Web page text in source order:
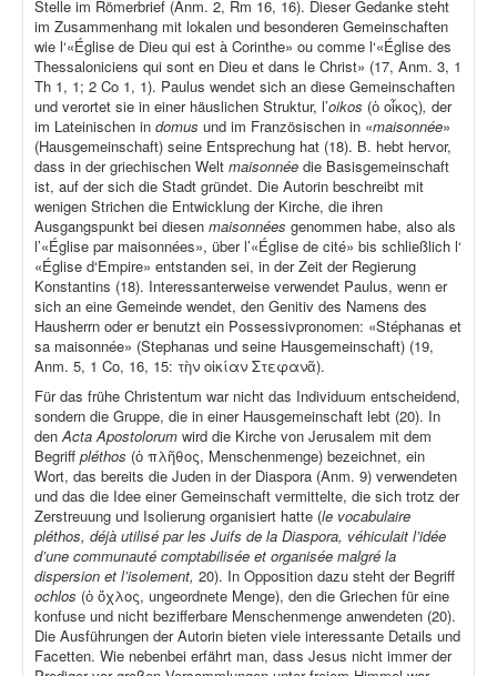
Stelle im Römerbrief (Anm. 2, Rm 16, 16). Dieser Gedanke steht
im Zusammenhang mit lokalen und besonderen Gemeinschaften
wie l‘«Église de Dieu qui est à Corinthe» ou comme l‘«Église des
Thessaloniciens qui sont en Dieu et dans le Christ» (17, Anm. 3, 1
Th 1, 1; 2 Co 1, 1). Paulus wendet sich an diese Gemeinschaften
und verortet sie in einer häuslichen Struktur, l’oikos (ὁ οἶκος), der
im Lateinischen in domus und im Französischen in «maisonnée»
(Hausgemeinschaft) seine Entsprechung hat (18). B. hebt hervor,
dass in der griechischen Welt maisonnée die Basisgemeinschaft
ist, auf der sich die Stadt gründet. Die Autorin beschreibt mit
wenigen Strichen die Entwicklung der Kirche, die ihren
Ausgangspunkt bei diesen maisonnées genommen habe, also als
l’«Église par maisonnées», über l’«Église de cité» bis schließlich l‘
«Église d‘Empire» entstanden sei, in der Zeit der Regierung
Konstantins (18). Interessanterweise verwendet Paulus, wenn er
sich an eine Gemeinde wendet, den Genitiv des Namens des
Hausherrn oder er benutzt ein Possessivpronomen: «Stéphanas et
sa maisonnée» (Stephanas und seine Hausgemeinschaft) (19,
Anm. 5, 1 Co, 16, 15: τὴν οἰκίαν Στεφανᾶ).
Für das frühe Christentum war nicht das Individuum entscheidend,
sondern die Gruppe, die in einer Hausgemeinschaft lebt (20). In
denActa Apostolorum wird die Kirche von Jerusalem mit dem
Begriff pléthos (ὁ πλῆθος, Menschenmenge) bezeichnet, ein
Wort, das bereits die Juden in der Diaspora (Anm. 9) verwendeten
und das die Idee einer Gemeinschaft vermittelte, die sich trotz der
Zerstreuung und Isolierung organisiert hatte (le vocabulaire
pléthos, déjà utilisé par les Juifs de la Diaspora, véhiculait l’idée
d’une communauté comptabilisée et organisée malgré la
dispersion et l’isolement, 20). In Opposition dazu steht der Begriff
ochlos (ὁ ὄχλος, ungeordnete Menge), den die Griechen für eine
konfuse und nicht bezifferbare Menschenmenge anwendeten (20).
Die Ausführungen der Autorin bieten viele interessante Details und
Facetten. Wie nebenbei erfährt man, dass Jesus nicht immer der